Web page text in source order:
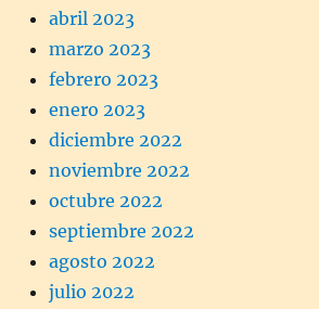
abril 2023
marzo 2023
febrero 2023
enero 2023
diciembre 2022
noviembre 2022
octubre 2022
septiembre 2022
agosto 2022
julio 2022